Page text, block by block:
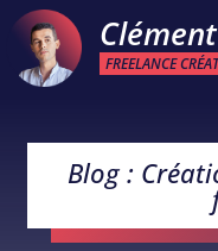
FREELANCE
Blog :